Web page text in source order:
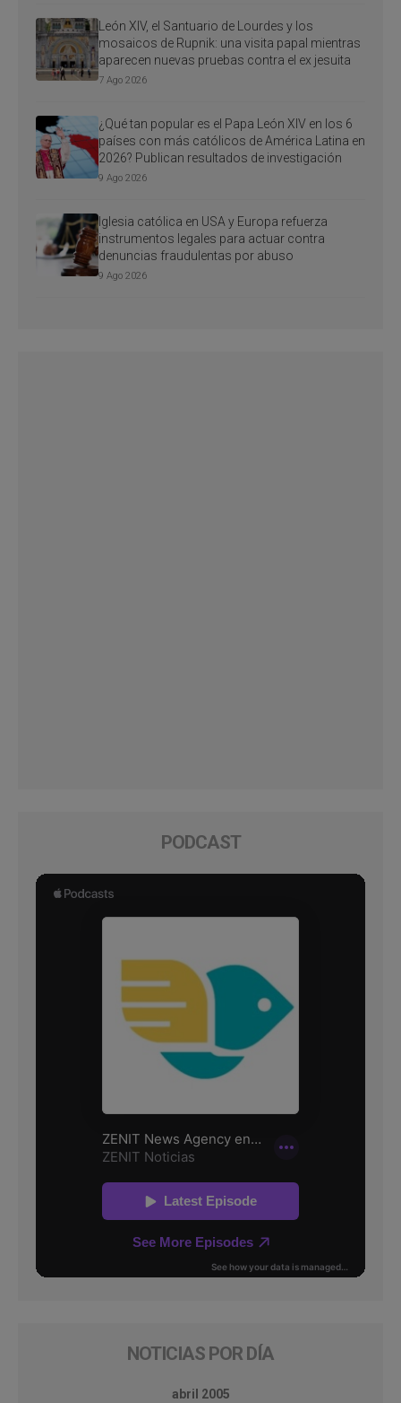
León XIV, el Santuario de Lourdes y los
mosaicos de Rupnik: una visita papal mientras
aparecen nuevas pruebas contra el ex jesuita
7 Ago 2026
¿Qué tan popular es el Papa León XIV en los 6
países con más católicos de América Latina en
2026? Publican resultados de investigación
9 Ago 2026
Iglesia católica en USA y Europa refuerza
instrumentos legales para actuar contra
denuncias fraudulentas por abuso
9 Ago 2026
PODCAST
NOTICIAS POR DÍA
abril 2005